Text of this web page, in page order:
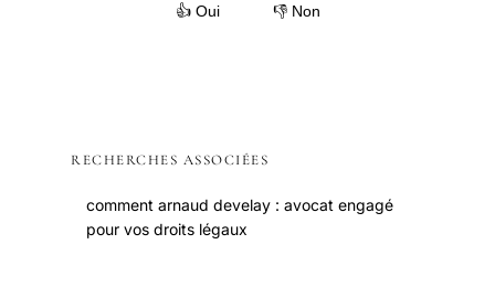
👍 Oui 👎 Non
RECHERCHES ASSOCIÉES
comment arnaud develay : avocat engagé
pour vos droits légaux